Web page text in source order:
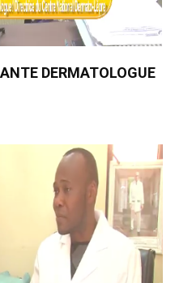
DERMATOLOGUE